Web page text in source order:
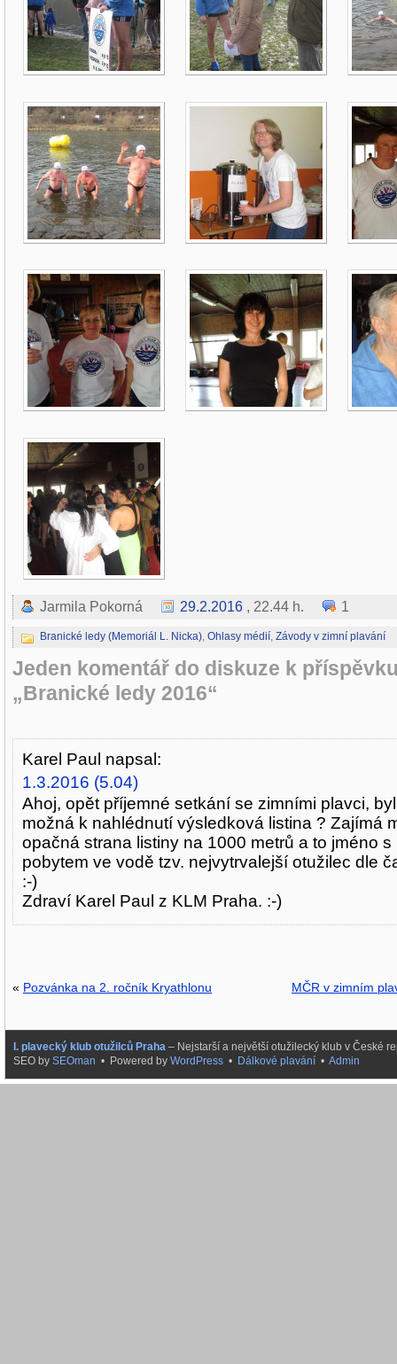
Jarmila Pokorná 29.2.2016 , 22.44 h. 1
Branické ledy (Memoriál L. Nicka) Ohlasy médií Závody v zimní plavání
Jeden komentář do diskuze k
„Branické ledy 2016“
Karel Paul napsal:
1.3.2016 (5.04)
Ahoj, opět příjemné setkání se zimními plavci,
možná k nahlédnutí výsledková listina ? Zajímá
opačná strana listiny na 1000 metrů a to jméno
pobytem ve vodě tzv. nejvytrvalejší otužilec dle
:-)
Zdraví Karel Paul z KLM Praha. :-)
« Pozvánka na 2. ročník Kryathlonu MČR v zimním
I. plavecký klub otužilců Praha – Nejstarší a největší otužilecký klub v České
SEO by SEOman • Powered by WordPress • Dálkové plavání • Admin